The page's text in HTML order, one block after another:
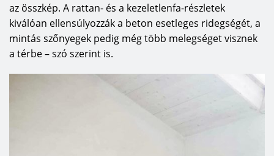
az összkép. A rattan- és a kezeletlenfa-részletek
kiválóan ellensúlyozzák a beton esetleges ridegségét, a
mintás szőnyegek pedig még több melegséget visznek
a térbe – szó szerint is.